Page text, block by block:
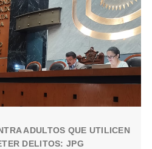
ADULTOS QUE UTILICEN
DELITOS: JPG